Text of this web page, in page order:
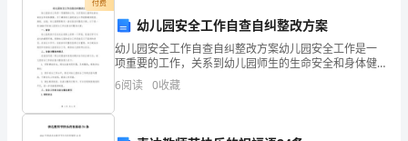
付费
幼儿园安全工作自查自纠整改方案
幼儿园安全工作自查自纠整改方案幼儿园安全工作是一
项重要的工作，关系到幼儿园师生的生命安全和身体健
康。为了确保幼儿园的安全工作能够做到规范、细致、
全面，幼儿园需要制定一套自查自纠整改方案。以下是
6阅读 0收藏